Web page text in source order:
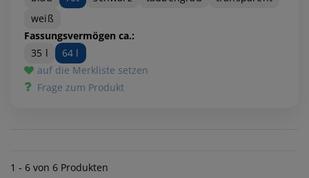
weiß
Fassungsvermögen ca.:
35 l
64 l
auf die Merkliste setzen
Frage zum Produkt
1 - 6 von 6 Produkten